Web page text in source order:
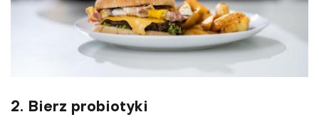
2. Bierz probiotyki